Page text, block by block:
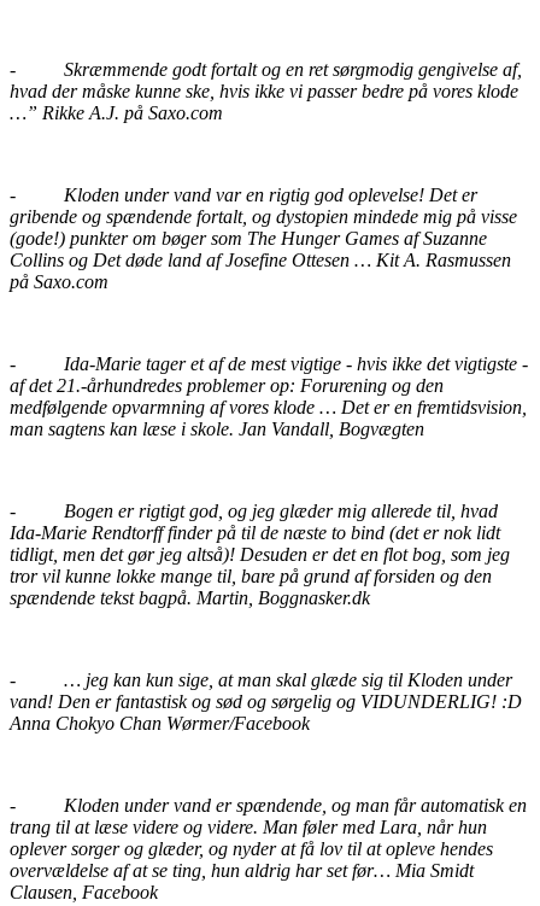
- Skræmmende godt fortalt og en ret sørgmodig gengivelse af,
hvad der måske kunne ske, hvis ikke vi passer bedre på vores klode
…” Rikke A.J. på Saxo.com
- Kloden under vand var en rigtig god oplevelse! Det er
gribende og spændende fortalt, og dystopien mindede mig på visse
(gode!) punkter om bøger som The Hunger Games af Suzanne
Collins og Det døde land af Josefine Ottesen … Kit A. Rasmussen
på Saxo.com
- Ida-Marie tager et af de mest vigtige - hvis ikke det vigtigste -
af det 21.-århundredes problemer op: Forurening og den
medfølgende opvarmning af vores klode … Det er en fremtidsvision,
man sagtens kan læse i skole. Jan Vandall, Bogvægten
- Bogen er rigtigt god, og jeg glæder mig allerede til, hvad
Ida-Marie Rendtorff finder på til de næste to bind (det er nok lidt
tidligt, men det gør jeg altså)! Desuden er det en flot bog, som jeg
tror vil kunne lokke mange til, bare på grund af forsiden og den
spændende tekst bagpå. Martin, Boggnasker.dk
- … jeg kan kun sige, at man skal glæde sig til Kloden under
vand! Den er fantastisk og sød og sørgelig og VIDUNDERLIG! :D
Anna Chokyo Chan Wørmer/Facebook
- Kloden under vand er spændende, og man får automatisk en
trang til at læse videre og videre. Man føler med Lara, når hun
oplever sorger og glæder, og nyder at få lov til at opleve hendes
overvældelse af at se ting, hun aldrig har set før… Mia Smidt
Clausen, Facebook